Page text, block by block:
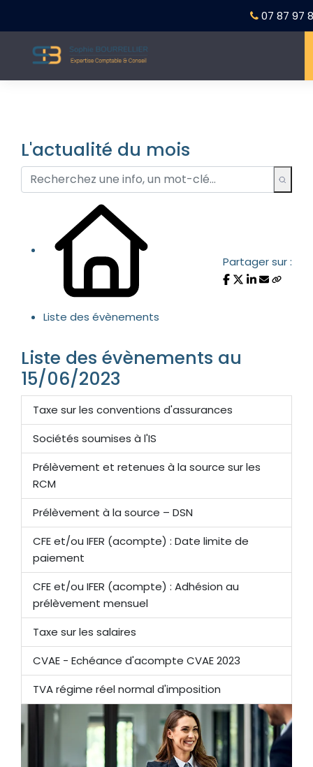
07 87 97
L'actualité du mois
Liste des évènements
Partager sur :
Liste des évènements au
15/06/2023
Taxe sur les conventions d'assurances
Sociétés soumises à l'IS
Prélèvement et retenues à la source sur les
RCM
Prélèvement à la source – DSN
CFE et/ou IFER (acompte) : Date limite de
paiement
CFE et/ou IFER (acompte) : Adhésion au
prélèvement mensuel
Taxe sur les salaires
CVAE - Echéance d'acompte CVAE 2023
TVA régime réel normal d'imposition